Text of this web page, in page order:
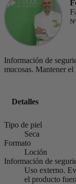
Información de
mucosas. Mantener
Detalles
Tipo de piel
Seca
Formato
Loción
Información de
Uso externo.
el producto